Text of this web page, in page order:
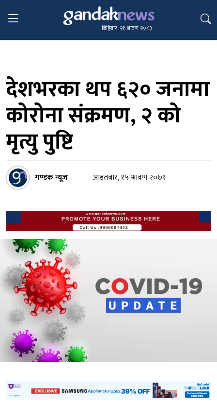
बिहिबार, २१ श्रावण २०८३
देशभरका थप ६२० जनामा
कोरोना संक्रमण, २ को
मृत्यु पुष्टि
गण्डक न्यूज आइतबार, १५ श्रावण २०७९